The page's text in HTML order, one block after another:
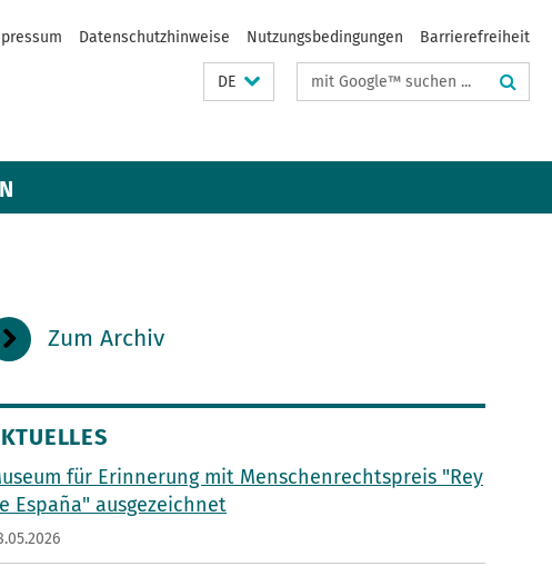
Datenschutzhinweise Nutzungsbedingungen Barrierefreiheit
DE Suchbegriffe
Zum Archiv
für Erinnerung mit Menschenrechtspreis "Rey
España" ausgezeichnet